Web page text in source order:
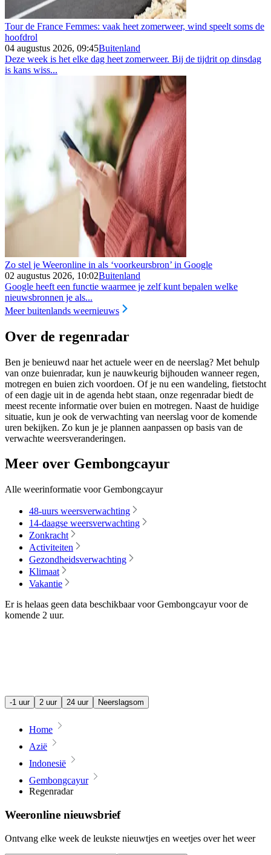
Tour de France Femmes: vaak heet zomerweer, wind speelt soms de
hoofdrol
04 augustus 2026, 09:45Buitenland
Deze week is het elke dag heet zomerweer. Bij de tijdrit op dinsdag
is kans wiss...
Zo stel je Weeronline in als ‘voorkeursbron’ in Google
02 augustus 2026, 10:02Buitenland
Google heeft een functie waarmee je zelf kunt bepalen welke
nieuwsbronnen je als...
Meer buitenlands weernieuws
Over de regenradar
Ben je benieuwd naar het actuele weer en de neerslag? Met behulp
van onze buienradar, kun je nauwkeurig bijhouden wanneer regen,
motregen en buien zich voordoen. Of je nu een wandeling, fietstocht
of een dagje uit in de agenda hebt staan, onze regenradar biedt de
meest recente informatie over buien en motregen. Naast de huidige
situatie, kun je ook de verwachting van neerslag voor de komende
uren bekijken. Zo kun je je plannen aanpassen op basis van de
verwachte weersveranderingen.
Meer over Gembongcayur
Alle weerinformatie voor Gembongcayur
48-uurs weersverwachting
14-daagse weersverwachting
Zonkracht
Activiteiten
Gezondheidsverwachting
Klimaat
Vakantie
Er is helaas geen data beschikbaar voor Gembongcayur voor de
komende 2 uur.
-1 uur 2 uur 24 uur Neerslagsom
Home
Azië
Indonesië
Gembongcayur
Regenradar
Weeronline nieuwsbrief
Ontvang elke week de leukste nieuwtjes en weetjes over het weer